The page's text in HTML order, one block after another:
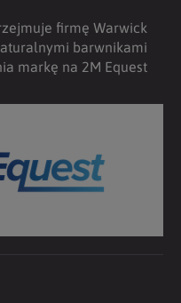
firmę Warwick
barwnikami
markę na 2M Equest